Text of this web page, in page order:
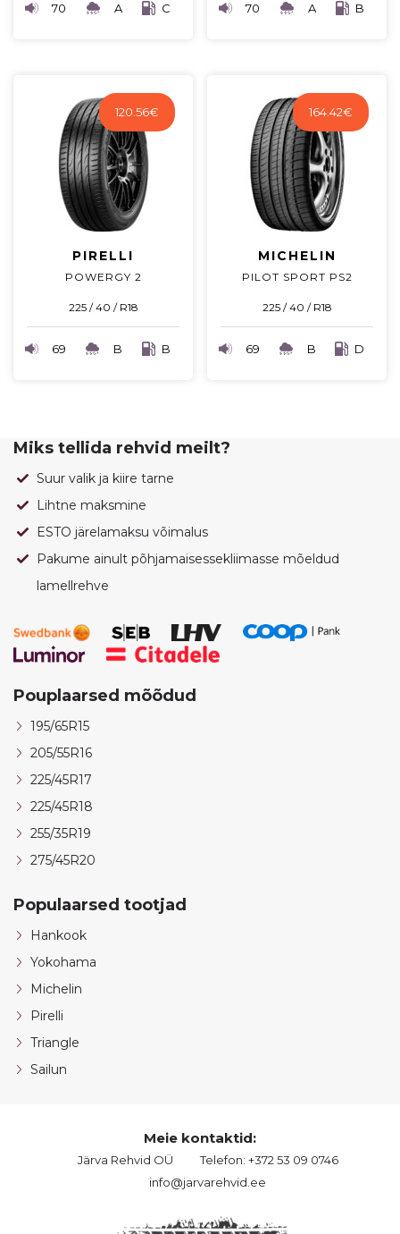
70 A C 70 A B
120.56€
PIRELLI
POWERGY 2
225 / 40 / R18
69 B B
164.42€
MICHELIN
PILOT SPORT PS2
225 / 40 / R18
69 B D
Miks tellida rehvid meilt?
Suur valik ja kiire tarne
Lihtne maksmine
ESTO järelamaksu võimalus
Pakume ainult põhjamaisessekliimasse mõeldud
lamellrehve
Pouplaarsed mõõdud
195/65R15
205/55R16
225/45R17
225/45R18
255/35R19
275/45R20
Populaarsed tootjad
Hankook
Yokohama
Michelin
Pirelli
Triangle
Sailun
Meie kontaktid:
Järva Rehvid OÜ
Telefon: +372 53 09 0746
info@jarvarehvid.ee